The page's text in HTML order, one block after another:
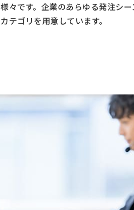
様々です。企業のあらゆる発注シ
カテゴリを用意しています。